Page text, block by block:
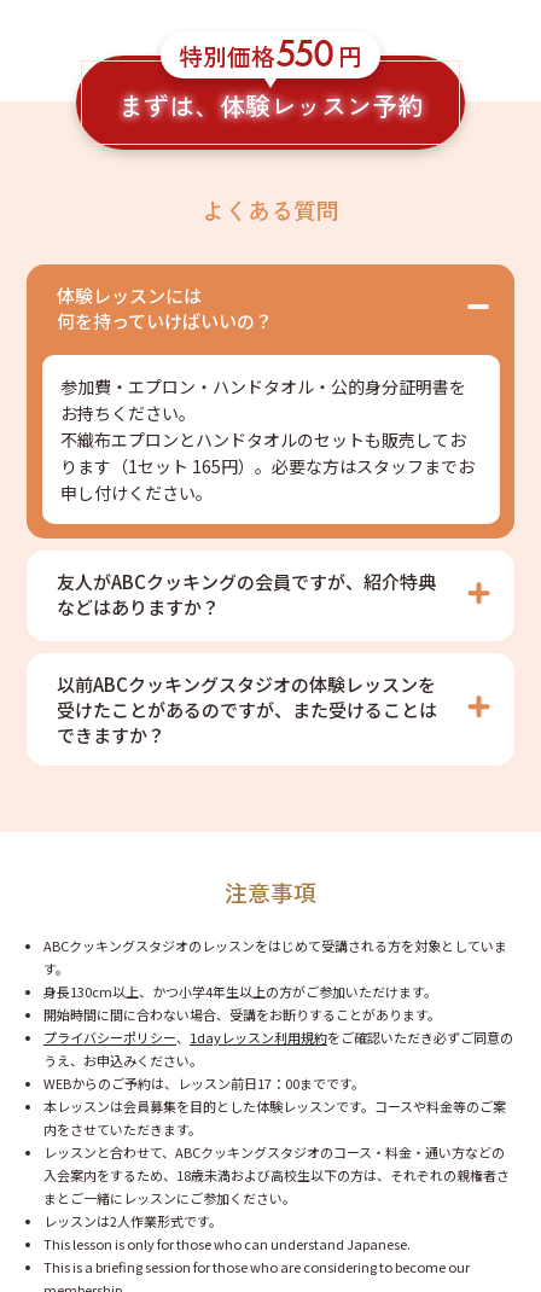
特別価格550 円
まずは、体験レッスン予約
よくある質問
体験レッスンには
何を持っていけばいいの？
参加費・エプロン・ハンドタオル・公的身分証明書を
お持ちください。
不織布エプロンとハンドタオルのセットも販売してお
ります（1セット 165円）。必要な方はスタッフまでお
申し付けください。
友人がABCクッキングの会員ですが、紹介特典
などはありますか？
以前ABCクッキングスタジオの体験レッスンを
受けたことがあるのですが、また受けることは
できますか？
注意事項
ABCクッキングスタジオのレッスンをはじめて受講される方を対象としていま
す。
身長130cm以上、かつ小学4年生以上の方がご参加いただけます。
開始時間に間に合わない場合、受講をお断りすることがあります。
プライバシーポリシー、 1dayレッスン利用規約をご確認いただき必ずご同意の
うえ、お申込みください。
WEBからのご予約は、レッスン前日17：00までです。
本レッスンは会員募集を目的とした体験レッスンです。コースや料金等のご案
内をさせていただきます。
レッスンと合わせて、ABCクッキングスタジオのコース・料金・通い方などの
入会案内をするため、18歳未満および高校生以下の方は、それぞれの親権者さ
まとご一緒にレッスンにご参加ください。
レッスンは2人作業形式です。
This lesson is only for those who can understand Japanese.
This is a briefing session for those who are considering to become our